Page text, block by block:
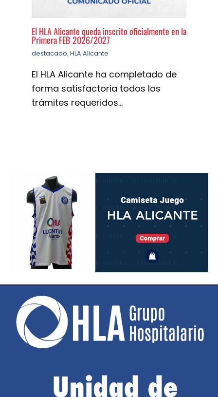
El HLA Alicante queda inscrito oficialmente en la
Primera FEB 2026/2027
destacado, HLA Alicante
El HLA Alicante ha completado de
forma satisfactoria todos los
trámites requeridos…